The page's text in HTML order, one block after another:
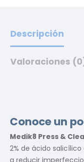
Descripción
Valoraciones
Conoce un
Medik8 Press &
2% de ácido